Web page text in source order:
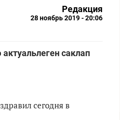
Редакция
28 ноябрь 2019 - 20:06
саклап
сегодня в